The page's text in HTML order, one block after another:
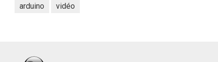
arduino vidéo